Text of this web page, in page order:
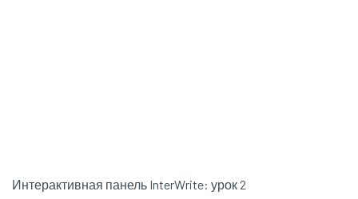
Интерактивная панель InterWrite: урок 2